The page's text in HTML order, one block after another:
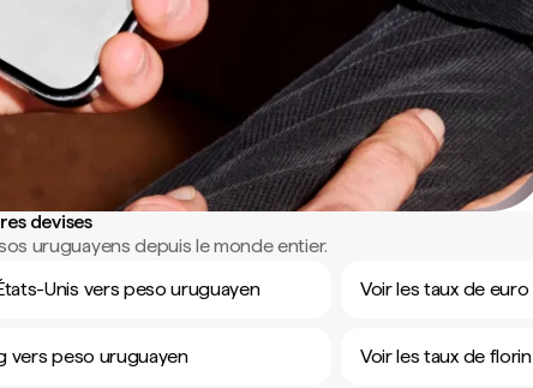
devises
uruguayens depuis le monde entier.
Unis vers peso uruguayen
Voir les taux de
vers peso uruguayen Voir les taux de